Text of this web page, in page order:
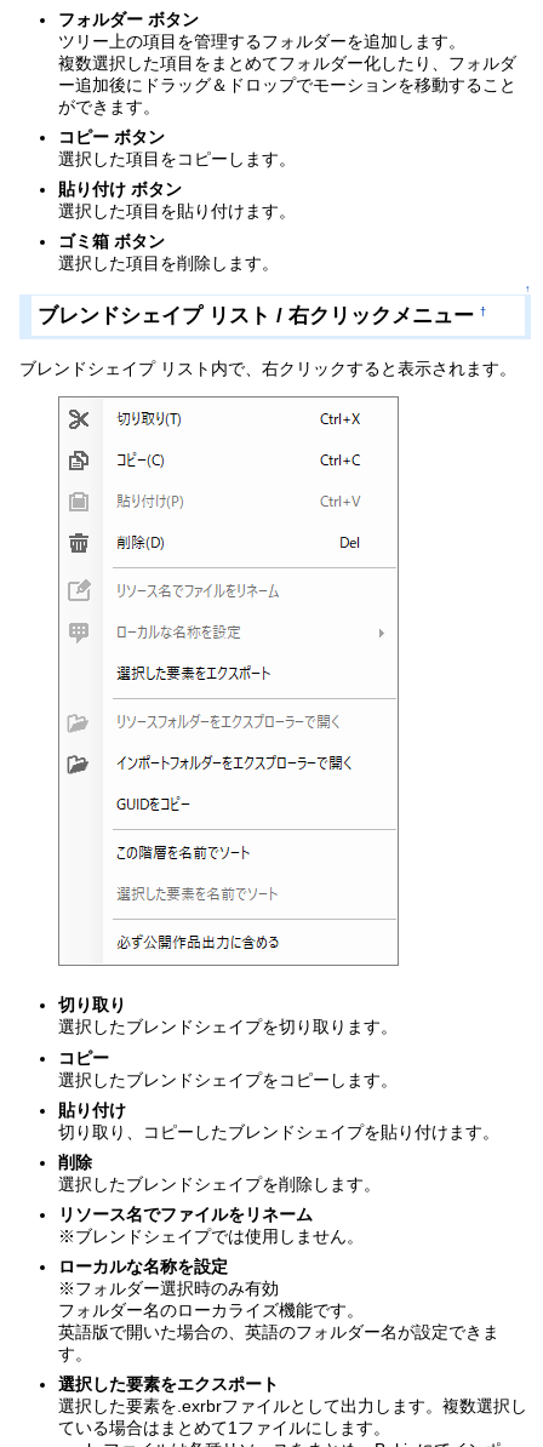
フォルダー ボタン
ツリー上の項目を管理するフォルダーを追加します。
複数選択した項目をまとめてフォルダー化したり、フォルダ
ー追加後にドラッグ＆ドロップでモーションを移動すること
ができます。
コピー ボタン
選択した項目をコピーします。
貼り付け ボタン
選択した項目を貼り付けます。
ゴミ箱 ボタン
選択した項目を削除します。
↑
ブレンドシェイプ リスト / 右クリックメニュー †
ブレンドシェイプ リスト内で、右クリックすると表示されます。
切り取り
選択したブレンドシェイプを切り取ります。
コピー
選択したブレンドシェイプをコピーします。
貼り付け
切り取り、コピーしたブレンドシェイプを貼り付けます。
削除
選択したブレンドシェイプを削除します。
リソース名でファイルをリネーム
※ブレンドシェイプでは使用しません。
ローカルな名称を設定
※フォルダー選択時のみ有効
フォルダー名のローカライズ機能です。
英語版で開いた場合の、英語のフォルダー名が設定できま
す。
選択した要素をエクスポート
選択した要素を.exrbrファイルとして出力します。複数選択し
ている場合はまとめて1ファイルにします。